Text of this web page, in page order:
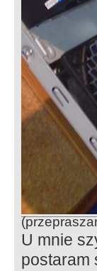
U mnie
postaram